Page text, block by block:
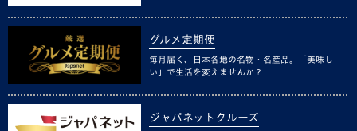
グルメ定期便
毎月届く、日本各地の名物・名産品。「美味し
い」で生活を変えませんか？
ジャパネットクルーズ